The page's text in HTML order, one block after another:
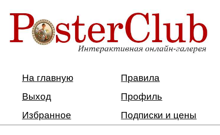
На главную
Правила
Выход
Профиль
Избранное
Подписки и цены